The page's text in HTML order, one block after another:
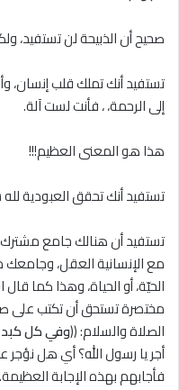
صحيح أن الذبيحة لن
تستفيد أنك تملك قلب إنسان،
إلى الرحمة، ، فأنت لست آلة.
هذا هو المعنى العظيم!!!
تستفيد أنك تحقق العبودية
تستفيد أن هنالك جامع
مع الإنسانية العقل،
الحيّة، أو الحياة، وهذا كما
مختصرة تستحق أن تكتب على
الصلاة والسلام: ((وفي كل كبد
أجر يا رسول الله؟ أي هل نؤجر
فأجابهم بهذه الإجابة العظيمة.